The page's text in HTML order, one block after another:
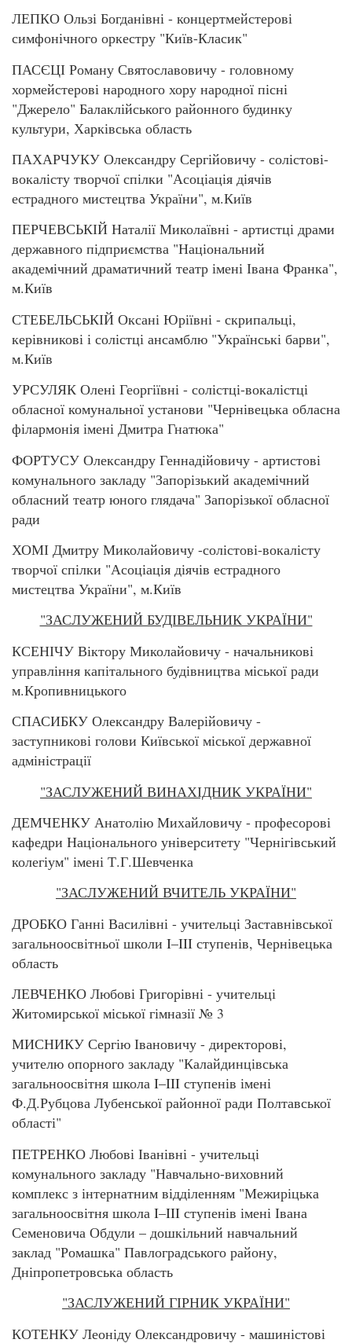
ЛЕПКО Ользі Богданівні - концертмейстерові
симфонічного оркестру "Київ-Класик"
ПАСЄЦІ Роману Святославовичу - головному
хормейстерові народного хору народної пісні
"Джерело" Балаклійського районного будинку
культури, Харківська область
ПАХАРЧУКУ Олександру Сергійовичу - солістові-
вокалісту творчої спілки "Асоціація діячів
естрадного мистецтва України", м.Київ
ПЕРЧЕВСЬКІЙ Наталії Миколаївні - артистці драми
державного підприємства "Національний
академічний драматичний театр імені Івана Франка",
м.Київ
СТЕБЕЛЬСЬКІЙ Оксані Юріївні - скрипальці,
керівникові і солістці ансамблю "Українські барви",
м.Київ
УРСУЛЯК Олені Георгіївні - солістці-вокалістці
обласної комунальної установи "Чернівецька обласна
філармонія імені Дмитра Гнатюка"
ФОРТУСУ Олександру Геннадійовичу - артистові
комунального закладу "Запорізький академічний
обласний театр юного глядача" Запорізької обласної
ради
ХОМІ Дмитру Миколайовичу -солістові-вокалісту
творчої спілки "Асоціація діячів естрадного
мистецтва України", м.Київ
"ЗАСЛУЖЕНИЙ БУДІВЕЛЬНИК УКРАЇНИ"
КСЕНІЧУ Віктору Миколайовичу - начальникові
управління капітального будівництва міської ради
м.Кропивницького
СПАСИБКУ Олександру Валерійовичу -
заступникові голови Київської міської державної
адміністрації
"ЗАСЛУЖЕНИЙ ВИНАХІДНИК УКРАЇНИ"
ДЕМЧЕНКУ Анатолію Михайловичу - професорові
кафедри Національного університету "Чернігівський
колегіум" імені Т.Г.Шевченка
"ЗАСЛУЖЕНИЙ ВЧИТЕЛЬ УКРАЇНИ"
ДРОБКО Ганні Василівні - учительці Заставнівської
загальноосвітньої школи I–III ступенів, Чернівецька
область
ЛЕВЧЕНКО Любові Григорівні - учительці
Житомирської міської гімназії № 3
МИСНИКУ Сергію Івановичу - директорові,
учителю опорного закладу "Калайдинцівська
загальноосвітня школа I–III ступенів імені
Ф.Д.Рубцова Лубенської районної ради Полтавської
області"
ПЕТРЕНКО Любові Іванівні - учительці
комунального закладу "Навчально-виховний
комплекс з інтернатним відділенням "Межиріцька
загальноосвітня школа I–III ступенів імені Івана
Семеновича Обдули – дошкільний навчальний
заклад "Ромашка" Павлоградського району,
Дніпропетровська область
"ЗАСЛУЖЕНИЙ ГІРНИК УКРАЇНИ"
КОТЕНКУ Леоніду Олександровичу - машиністові